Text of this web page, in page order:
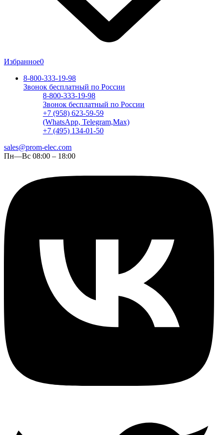
Избранное0
8-800-333-19-98
Звонок бесплатный по России
8-800-333-19-98
Звонок бесплатный по России
+7 (958) 623-59-59
(WhatsApp, Telegram,Max)
+7 (495) 134-01-50
sales@prom-elec.com
Пн—Вс 08:00 – 18:00